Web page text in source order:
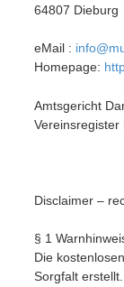
64807 Dieburg
eMail :
Homepage:
Amtsgericht
Vereinsregister
Disclaimer –
§ 1
Die
Sorgfalt